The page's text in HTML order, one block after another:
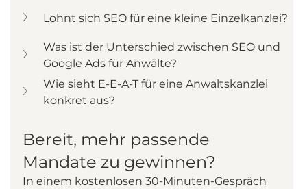
Lohnt sich SEO für eine kleine Einzelkanzlei?
Was ist der Unterschied zwischen SEO und
Google Ads für Anwälte?
Wie sieht E-E-A-T für eine Anwaltskanzlei
konkret aus?
Bereit, mehr passende
Mandate zu gewinnen?
In einem kostenlosen 30-Minuten-Gespräch